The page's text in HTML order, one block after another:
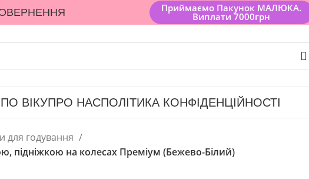
Приймаємо Пакунок МАЛЮКА.
Виплати 7000грн
ВІКУПРО НАСПОЛІТИКА КОНФІДЕНЦІЙНОСТІ
для годування
підніжкою на колесах Преміум (Бежево-Білий)